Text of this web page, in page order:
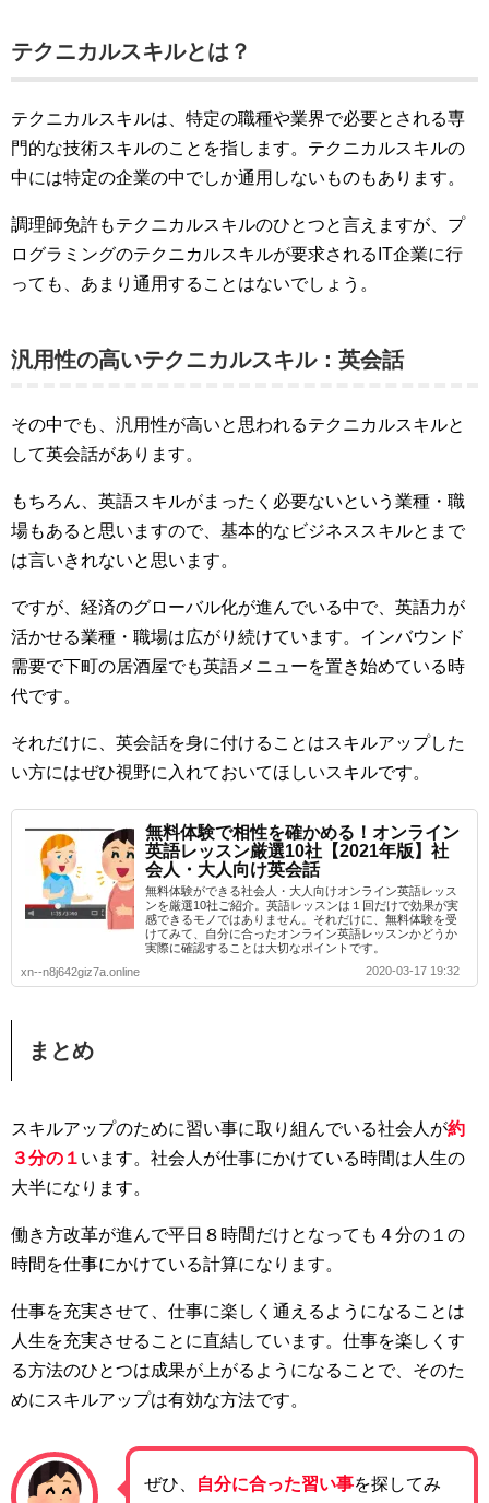
テクニカルスキルとは？
テクニカルスキルは、特定の職種や業界で必要とされる専
門的な技術スキルのことを指します。テクニカルスキルの
中には特定の企業の中でしか通用しないものもあります。
調理師免許もテクニカルスキルのひとつと言えますが、プ
ログラミングのテクニカルスキルが要求されるIT企業に行
っても、あまり通用することはないでしょう。
汎用性の高いテクニカルスキル：英会話
その中でも、汎用性が高いと思われるテクニカルスキルと
して英会話があります。
もちろん、英語スキルがまったく必要ないという業種・職
場もあると思いますので、基本的なビジネススキルとまで
は言いきれないと思います。
ですが、経済のグローバル化が進んでいる中で、英語力が
活かせる業種・職場は広がり続けています。インバウンド
需要で下町の居酒屋でも英語メニューを置き始めている時
代です。
それだけに、英会話を身に付けることはスキルアップした
い方にはぜひ視野に入れておいてほしいスキルです。
無料体験で相性を確かめる！オンライン
英語レッスン厳選10社【2021年版】社
会人・大人向け英会話
無料体験ができる社会人・大人向けオンライン英語レッス
ンを厳選10社ご紹介。英語レッスンは１回だけで効果が実
感できるモノではありません。それだけに、無料体験を受
けてみて、自分に合ったオンライン英語レッスンかどうか
実際に確認することは大切なポイントです。
xn--n8j642giz7a.online
2020-03-17 19:32
まとめ
スキルアップのために習い事に取り組んでいる社会人が約
３分の１ います。社会人が仕事にかけている時間は人生の
大半になります。
働き方改革が進んで平日８時間だけとなっても４分の１の
時間を仕事にかけている計算になります。
仕事を充実させて、仕事に楽しく通えるようになることは
人生を充実させることに直結しています。仕事を楽しくす
る方法のひとつは成果が上がるようになることで、そのた
めにスキルアップは有効な方法です。
ぜひ、 自分に合った習い事を探してみ